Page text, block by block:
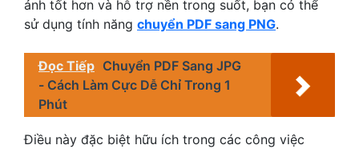
ảnh tốt hơn và hỗ trợ nền trong suốt, bạn có thể
sử dụng tính năng chuyển PDF sang PNG.
Đọc Tiếp Chuyển PDF Sang JPG
- Cách Làm Cực Dễ Chỉ Trong 1
Phút
Điều này đặc biệt hữu ích trong các công việc